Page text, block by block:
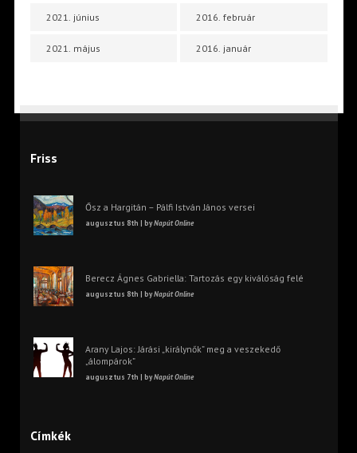
2021. június
2021. május
2016. február
2016. január
Friss
Ősz a Hargitán – Pálfi István János versei
augusztus 8th | byNapút Online
Berecz Ágnes Gabriella: Tartozás egy kiválóság felé
augusztus 8th | byNapút Online
Arany Lajos: Járási „királynők” meg a veszekedő
„álompárok”
augusztus 7th | byNapút Online
Címkék